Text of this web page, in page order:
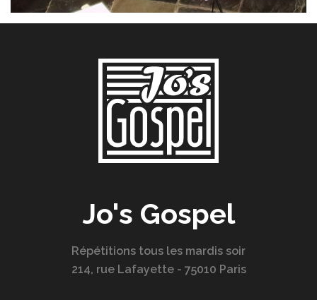
Jo's Gospel
Répétitions tous les mardis soir
214, rue Lafayette - 75010 Paris